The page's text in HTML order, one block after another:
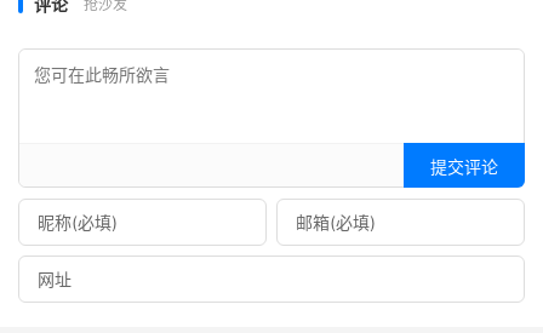
评论 抢沙发
提交评论